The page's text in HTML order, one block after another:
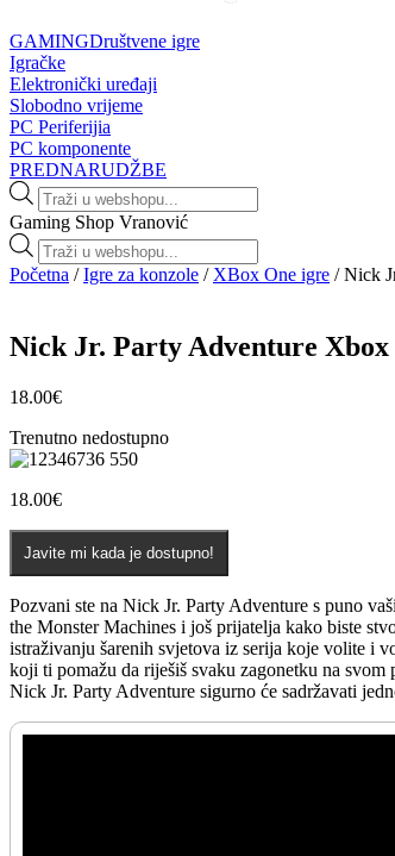
GAMINGDruštvene igre
Igračke
Elektronički uređaji
Slobodno vrijeme
PC Periferijia
PC komponente
PREDNARUDŽBE
Products
search
Gaming Shop Vranović
Products
search
Početna /Igre za konzole / XBox One igre / Nick
Nick Jr. Party Adventure Xbox
18.00€
Trenutno nedostupno
18.00€
Javite mi kada je dostupno!
Pozvani ste na Nick Jr. Party Adventure s puno
the Monster Machines i još prijatelja kako biste
istraživanju šarenih svjetova iz serija koje volite i
koji ti pomažu da riješiš svaku zagonetku na
Nick Jr. Party Adventure sigurno će sadržavati